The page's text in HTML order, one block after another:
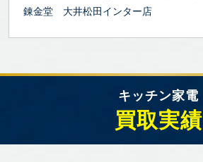
錬金堂 大井松田インター店
キッチン家電
買取実績